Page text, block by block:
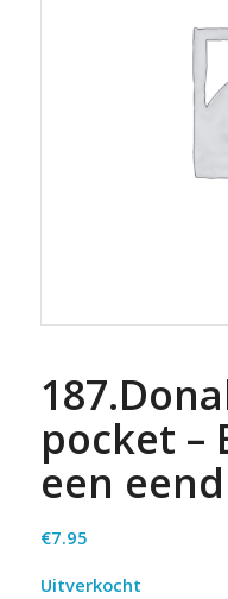
pocket –
een eend
€7.95
Uitverkocht